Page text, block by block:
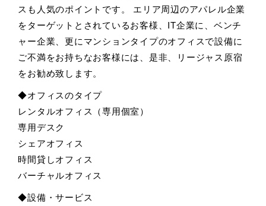
スも人気のポイントです。 エリア周辺のアパレル企業
をターゲットとされているお客様、IT企業に、ベンチ
ャー企業、更にマンションタイプのオフィスで設備に
ご不満をお持ちなお客様には、是非、リージャス原宿
をお勧め致します。
◆オフィスのタイプ
レンタルオフィス（専用個室）
専用デスク
シェアオフィス
時間貸しオフィス
バーチャルオフィス
◆設備・サービス